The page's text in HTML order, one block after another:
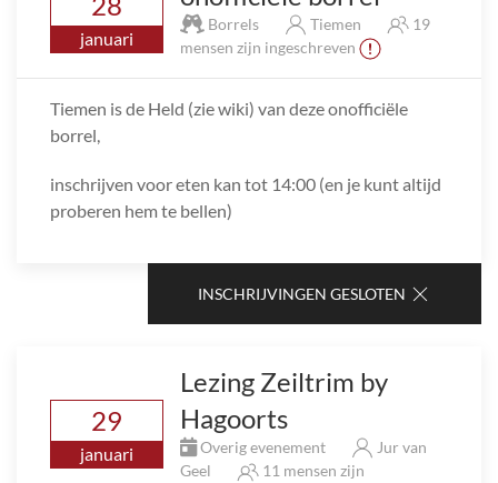
januari
Borrels Tiemen
19
mensen zijn ingeschreven
Tiemen is de Held (zie wiki) van deze onofficiële
borrel,
inschrijven voor eten kan tot 14:00 (en je kunt altijd
proberen hem te bellen)
INSCHRIJVINGEN GESLOTEN
29
januari
Lezing Zeiltrim by
Hagoorts
Overig evenement
Jur van
Geel
11 mensen zijn